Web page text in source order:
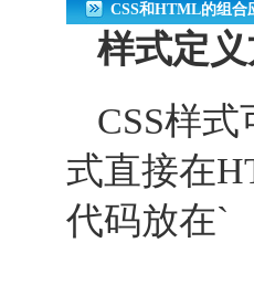
CSS和HTML的组合
样式定
CSS样
式直接在
代码放在`